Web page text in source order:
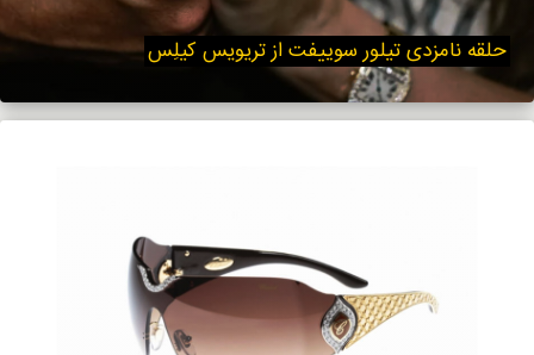
حلقه نامزدی تیلور سوییفت از تریویس کیلِس